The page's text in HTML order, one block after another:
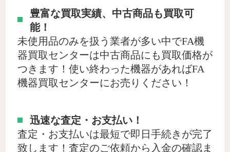
豊富な買取実績、中古商品も買取可
能！
未使用品のみを扱う業者が多い中でFA機
器買取センターは中古商品にも買取価格が
つきます！使い終わった機器があればFA
機器買取センターにお売りください！
迅速な査定・お支払い！
査定・お支払いは最短で即日手続きが完了
致します！査定のご依頼から入金の確認ま